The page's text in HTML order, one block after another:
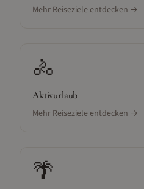
Mehr Reiseziele entdecken →
🚴
Aktivurlaub
Mehr Reiseziele entdecken →
🌴